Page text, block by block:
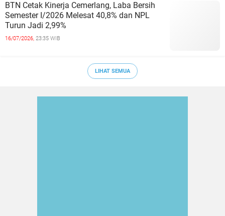
BTN Cetak Kinerja Cemerlang, Laba Bersih
Semester I/2026 Melesat 40,8% dan NPL
Turun Jadi 2,99%
16/07/2026, 23:35 WIB
LIHAT SEMUA